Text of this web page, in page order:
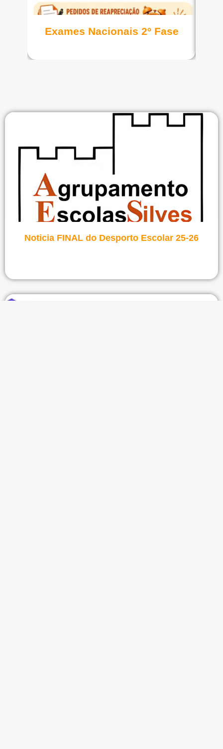
Exames Nacionais 2º Fase
Ver notícia
Noticia FINAL do Desporto Escolar 25-26